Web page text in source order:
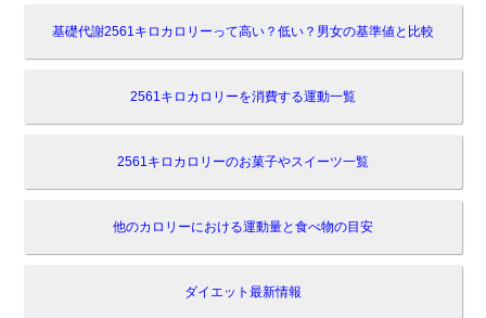
基礎代謝2561キロカロリーって高い？低い？男女の基準値と比較
2561キロカロリーを消費する運動一覧
2561キロカロリーのお菓子やスイーツ一覧
他のカロリーにおける運動量と食べ物の目安
ダイエット最新情報